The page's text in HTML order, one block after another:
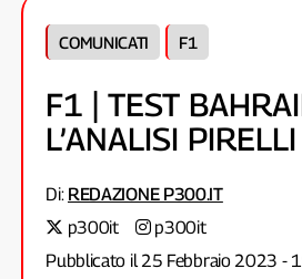
COMUNICATI F1
F1 | TEST
L’ANALISI PIRELLI
Di: REDAZIONE P300.IT
p300it
p300it
Pubblicato il 25 Febbraio 2023 -